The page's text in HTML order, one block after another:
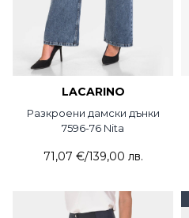
LACARINO
Разкроени дамски дънки
7596-76 Nita
71,07 €/139,00 лв.